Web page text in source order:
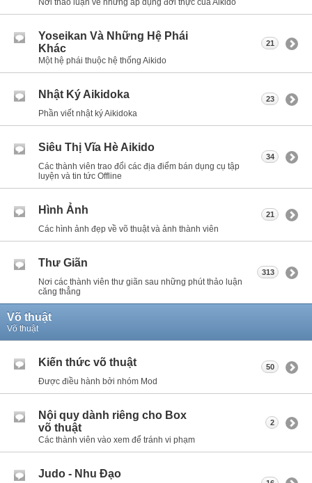
Yoseikan Và Những Hệ Phái
Khác
Một hệ phái thuộc hệ thống Aikido
21
Nhật Ký Aikidoka
Phần viết nhật ký Aikidoka
23
Siêu Thị Vĩa Hè Aikido
Các thành viên trao đổi các địa điểm bán dụng cụ tập
luyện và tin tức Offline
34
Hình Ảnh
Các hình ảnh đẹp về võ thuật và ảnh thành viên
21
Thư Giãn
Nơi các thành viên thư giãn sau những phút thảo luận
căng thẳng
313
Võ thuật
Võ thuật
Kiến thức võ thuật
Được điều hành bởi nhóm Mod
50
Nội quy dành riêng cho Box
võ thuật
Các thành viên vào xem để tránh vi phạm
2
Judo - Nhu Đạo